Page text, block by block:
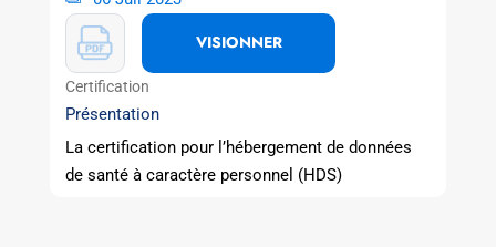
VISIONNER
Certification
Présentation
La certification pour l’hébergement de données
de santé à caractère personnel (HDS)